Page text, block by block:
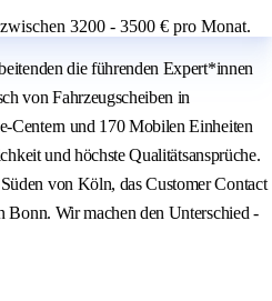
3200 - 3500 € pro Monat.
die führenden Expert*innen
von Fahrzeugscheiben in
Centern und 170 Mobilen Einheiten
und höchste Qualitätsansprüche.
von Köln, das Customer Contact
Bonn. Wir machen den Unterschied -